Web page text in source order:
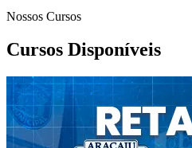
Nossos Cursos
Cursos Disponíveis